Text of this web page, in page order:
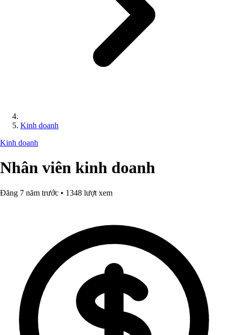
Kinh doanh
Kinh doanh
Nhân viên kinh doanh
Đăng 7 năm trước • 1348 lượt xem